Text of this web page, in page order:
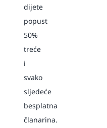
dijete
popust
50%
treće
i
svako
sljedeće
besplatna
članarina.